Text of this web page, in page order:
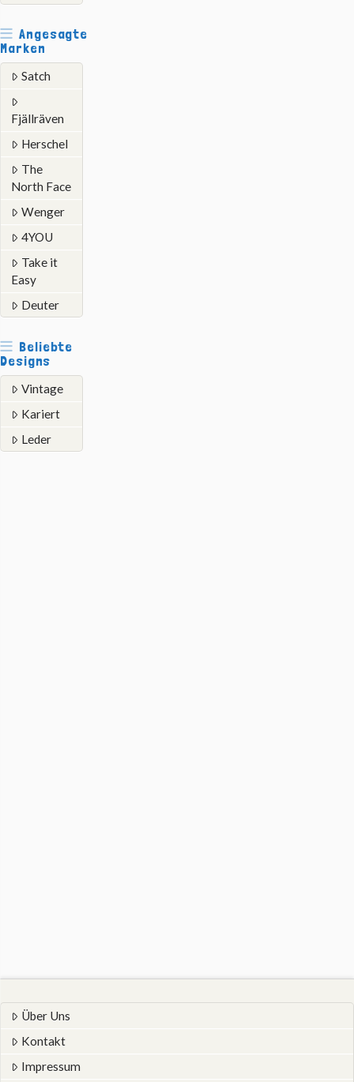
Angesagte
Marken
Satch
Fjällräven
Herschel
The
North Face
Wenger
4YOU
Take it
Easy
Deuter
Beliebte
Designs
Vintage
Kariert
Leder
Über Uns
Kontakt
Impressum